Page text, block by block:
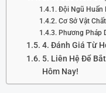
Đội Ngũ Huấn
Cơ Sở Vật
Phương Pháp
4. Đánh Giá Từ
5. Liên Hệ Để
Hôm Nay!